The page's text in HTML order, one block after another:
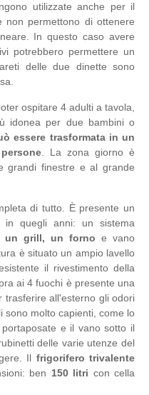
utilizzate anche per il
non permettono di ottenere
In questo caso avere
potrebbero permettere un
delle due dinette sono
ospitare 4 adulti a tavola,
idonea per due bambini o
essere trasformata in un
. La zona giorno è
grandi finestre e al grande
di tutto. È presente un
quegli anni: un sistema
un grill, un forno e vano
è situato un ampio lavello
il rivestimento della
ai 4 fuochi è presente una
trasferire all'esterno gli odori
sono molto capienti, come lo
e il vano sotto il
delle varie utenze del
Il frigorifero trivalente
ben 150 litri con cella